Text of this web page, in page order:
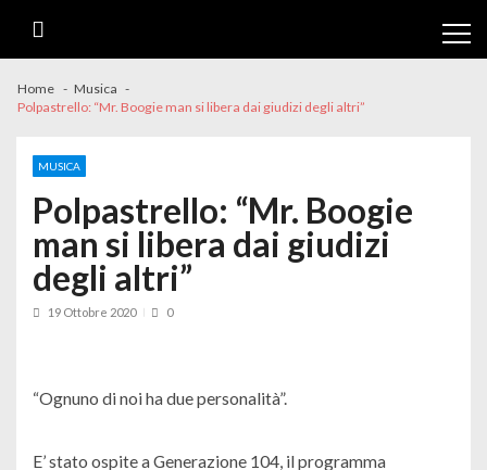
Home
Musica
Polpastrello: “Mr. Boogie man si libera dai giudizi degli altri”
MUSICA
Polpastrello: “Mr. Boogie
man si libera dai giudizi
degli altri”
19 Ottobre 2020 0
“Ognuno di noi ha due personalità”.
E’ stato ospite a Generazione 104, il programma